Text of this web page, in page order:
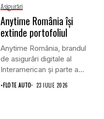
Asigurări
Anytime România își
extinde portofoliul
Anytime România, brandul
de asigurări digitale al
Interamerican și parte a
Grupului...
•FLOTE AUTO 23 IULIE 2026